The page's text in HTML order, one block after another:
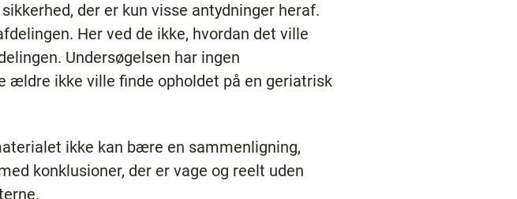
der er kun visse antydninger heraf.
Her ved de ikke, hvordan det ville
Undersøgelsen har ingen
ældre ikke ville finde opholdet på en geriatrisk
ikke kan bære en sammenligning,
konklusioner, der er vage og reelt uden